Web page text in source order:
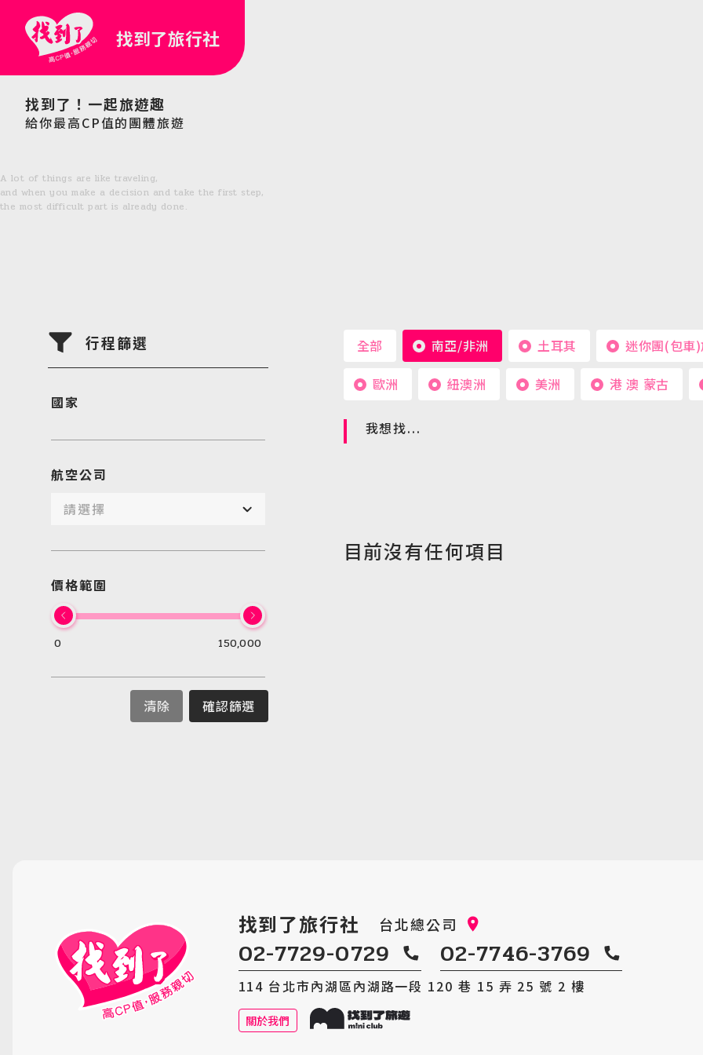
找到了旅行社
找到了！一起旅遊趣
給你最高CP值的團體旅遊
Northeast Asia
歐洲旅遊
Europe
A lot of things are like traveling,
and when you make a decision and take the first step,
the most difficult part is already done.
行程篩選
國家
航空公司
請選擇
價格範圍
0 150,000
清除 確認篩選
全部 南亞/非洲 土耳其 迷你團(包車
歐洲 紐澳洲 美洲 港 澳 蒙古
我想找...
目前沒有任何項目
找到了旅行社 台北總公司
02-7729-0729 02-7746-3769
114 台北市內湖區內湖路一段 120 巷 15 弄 25 號 2 樓
關於我們